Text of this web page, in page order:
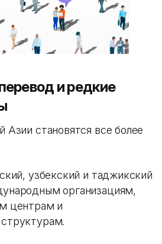
и редкие
Азии становятся все более
узбекский и таджикский
организациям,
центрам и